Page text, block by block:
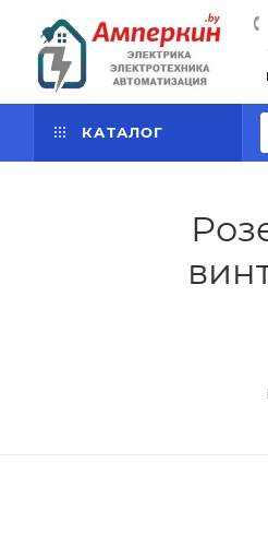
КАТАЛОГ